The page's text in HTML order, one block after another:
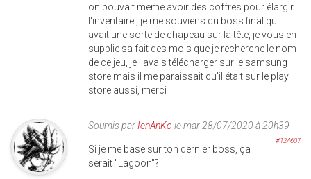
on pouvait meme avoir des coffres pour élargir
l'inventaire , je me souviens du boss final qui
avait une sorte de chapeau sur la tête, je vous en
supplie sa fait des mois que je recherche le nom
de ce jeu, je l'avais télécharger sur le samsung
store mais il me paraissait qu'il était sur le play
store aussi, merci
Soumis par IenAnKo le mar 28/07/2020 à 20h39
#124607
Si je me base sur ton dernier boss, ça
serait "Lagoon"?